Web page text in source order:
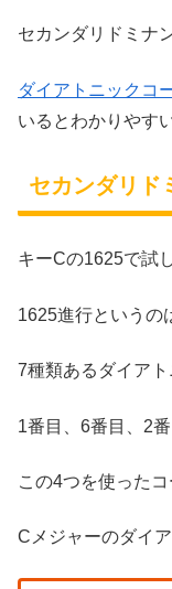
セカンダリドミナ
ダイアトニックコ
いるとわかりやす
セカンダリド
キーCの1625で試
1625進行というの
7種類あるダイア
1番目、6番目、2
この4つを使ったコ
Cメジャーのダイ